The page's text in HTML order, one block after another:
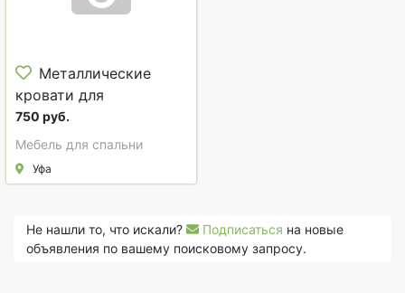
Металлические
кровати для
пансионата, лагеря
750 руб.
Мебель для спальни
Уфа
Не нашли то, что искали? Подписаться на новые
объявления по вашему поисковому запросу.